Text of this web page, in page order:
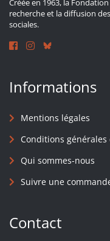
recherche et la diffusion
sociales.
Informations
Mentions légales
Conditions générales
Qui sommes-nous
Suivre une
Contact